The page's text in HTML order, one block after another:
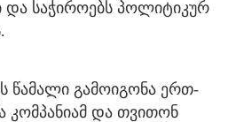
და საჭიროებს პოლიტიკურ
წამალი გამოიგონა ერთ-
კომპანიამ და თვითონ